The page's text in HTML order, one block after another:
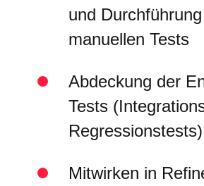
und
manuellen Tests
Abdeckung der
Tests
Regressionstests)
Mitwirken in